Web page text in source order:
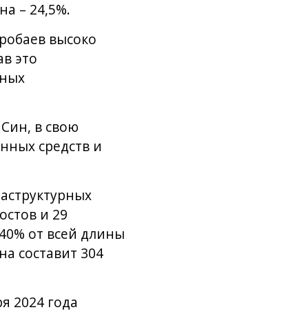
– 24,5%.
высоко
это
в свою
средств и
и 29
от всей длины
составит 304
2024 года